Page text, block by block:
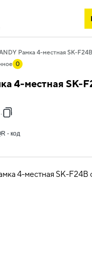
электроустановочные,
и силовые разъемы
изделия
Рамки стеклянные
0
4-местная SK-
- код